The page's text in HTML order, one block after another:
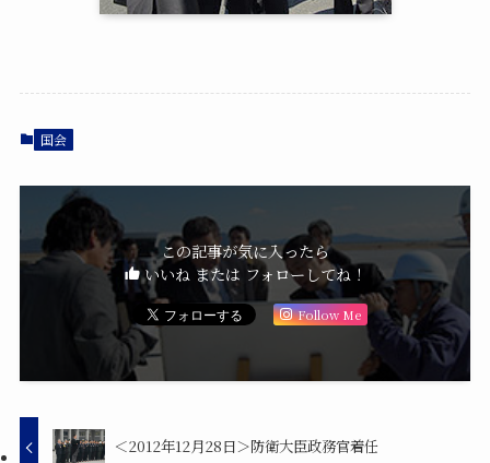
国会
この記事が気に入ったら
いいね または フォローしてね！
Follow Me
＜2012年12月28日＞防衛大臣政務官着任